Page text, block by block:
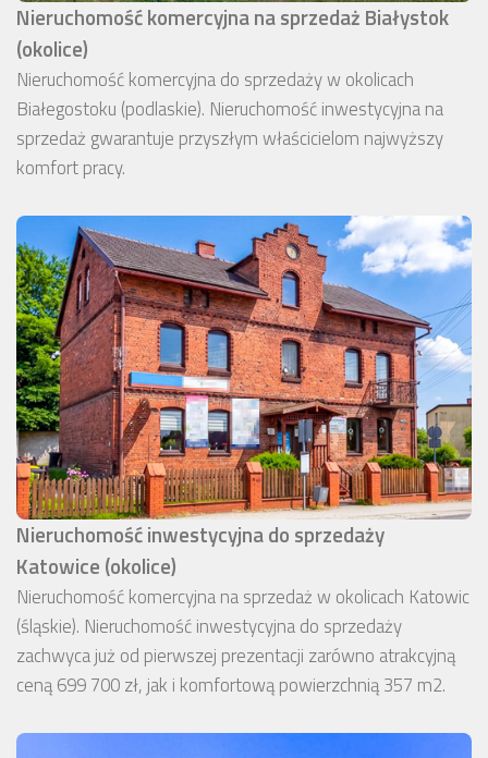
Nieruchomość komercyjna na sprzedaż Białystok
(okolice)
Nieruchomość komercyjna do sprzedaży w okolicach
Białegostoku (podlaskie). Nieruchomość inwestycyjna na
sprzedaż gwarantuje przyszłym właścicielom najwyższy
komfort pracy.
Nieruchomość inwestycyjna do sprzedaży
Katowice (okolice)
Nieruchomość komercyjna na sprzedaż w okolicach Katowic
(śląskie). Nieruchomość inwestycyjna do sprzedaży
zachwyca już od pierwszej prezentacji zarówno atrakcyjną
ceną 699 700 zł, jak i komfortową powierzchnią 357 m2.